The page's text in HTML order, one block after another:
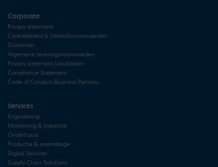
Corporate
Privacy statement
Cookiebeleid & Gebruiksvoorwaarden
Disclaimer
Algemene leveringsvoorwaarden
Privacy statement kandidaten
Compliance Statement
Code of Conduct Business Partners
Services
Engineering
Monitoring & inspectie
Onderhoud
Productie & assemblage
Digital Services
Supply Chain Solutions